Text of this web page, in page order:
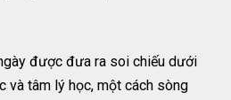
được đưa ra soi chiếu dưới
và tâm lý học, một cách sòng